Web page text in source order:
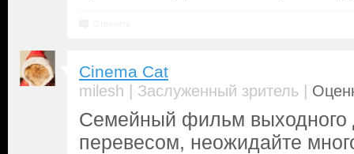
Cinema Cat
milesh | Заслуженный зритель |
Семейный фильм выходного
перевесом, неожидайте